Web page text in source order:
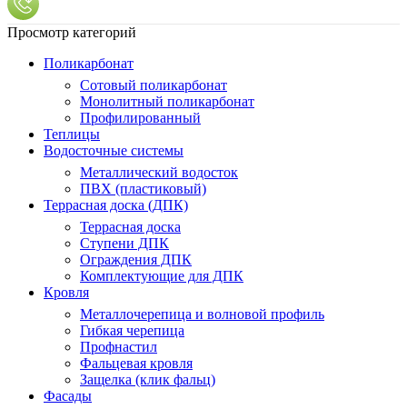
Просмотр категорий
Поликарбонат
Сотовый поликарбонат
Монолитный поликарбонат
Профилированный
Теплицы
Водосточные системы
Металлический водосток
ПВХ (пластиковый)
Террасная доска (ДПК)
Террасная доска
Ступени ДПК
Ограждения ДПК
Комплектующие для ДПК
Кровля
Металлочерепица и волновой профиль
Гибкая черепица
Профнастил
Фальцевая кровля
Защелка (клик фальц)
Фасады